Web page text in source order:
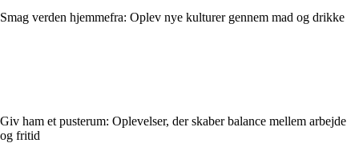
Smag verden hjemmefra: Oplev nye kulturer gennem mad og drikke
Giv ham et pusterum: Oplevelser, der skaber balance mellem arbejde
og fritid